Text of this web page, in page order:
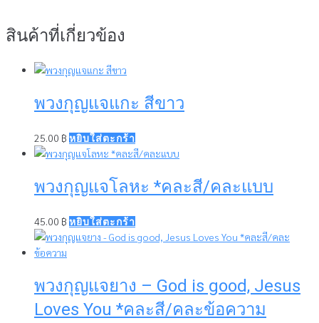
สินค้าที่เกี่ยวข้อง
พวงกุญแจแกะ สีขาว
25.00 ฿ หยิบใส่ตะกร้า
พวงกุญแจโลหะ *คละสี/คละแบบ
45.00 ฿ หยิบใส่ตะกร้า
พวงกุญแจยาง – God is good, Jesus
Loves You *คละสี/คละข้อความ